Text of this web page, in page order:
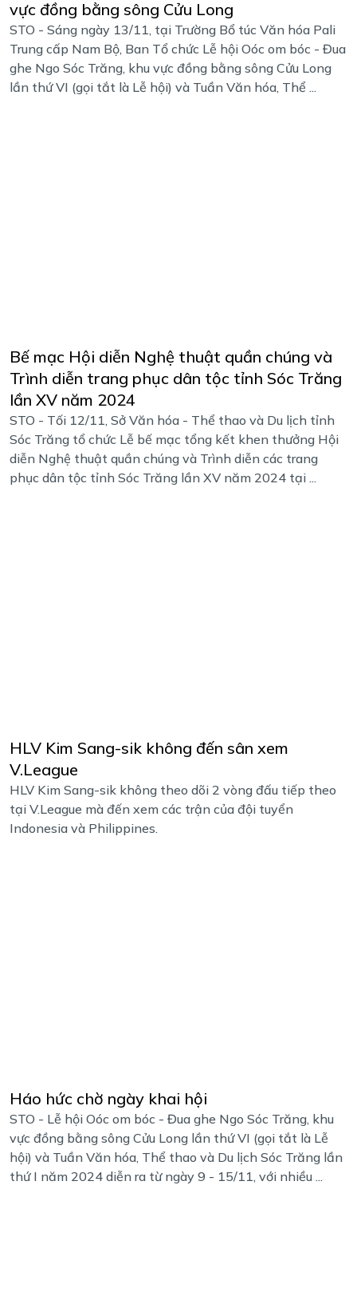
vực đồng bằng sông Cửu Long
STO - Sáng ngày 13/11, tại Trường Bổ túc Văn hóa Pali
Trung cấp Nam Bộ, Ban Tổ chức Lễ hội Oóc om bóc - Đua
ghe Ngo Sóc Trăng, khu vực đồng bằng sông Cửu Long
lần thứ VI (gọi tắt là Lễ hội) và Tuần Văn hóa, Thể ...
Bế mạc Hội diễn Nghệ thuật quần chúng và
Trình diễn trang phục dân tộc tỉnh Sóc Trăng
lần XV năm 2024
STO - Tối 12/11, Sở Văn hóa - Thể thao và Du lịch tỉnh
Sóc Trăng tổ chức Lễ bế mạc tổng kết khen thưởng Hội
diễn Nghệ thuật quần chúng và Trình diễn các trang
phục dân tộc tỉnh Sóc Trăng lần XV năm 2024 tại ...
HLV Kim Sang-sik không đến sân xem
V.League
HLV Kim Sang-sik không theo dõi 2 vòng đấu tiếp theo
tại V.League mà đến xem các trận của đội tuyển
Indonesia và Philippines.
Háo hức chờ ngày khai hội
STO - Lễ hội Oóc om bóc - Đua ghe Ngo Sóc Trăng, khu
vực đồng bằng sông Cửu Long lần thứ VI (gọi tắt là Lễ
hội) và Tuần Văn hóa, Thể thao và Du lịch Sóc Trăng lần
thứ I năm 2024 diễn ra từ ngày 9 - 15/11, với nhiều ...